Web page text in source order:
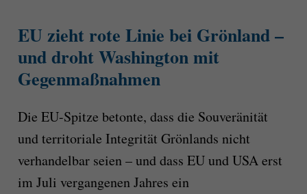
EU zieht rote Linie bei Grönland –
und droht Washington mit
Gegenmaßnahmen
Die EU-Spitze betonte, dass die Souveränität
und territoriale Integrität Grönlands nicht
verhandelbar seien – und dass EU und USA erst
im Juli vergangenen Jahres ein